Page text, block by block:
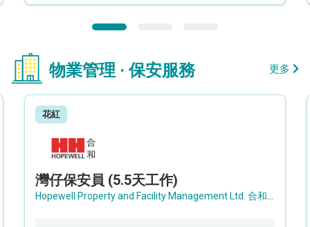
物業管理 · 保安服務 更多
花紅
灣仔保安員 (5.5天工作)